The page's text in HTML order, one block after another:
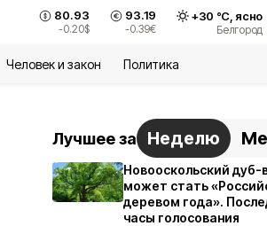
80.93
-0.20$
93.19
-0.39€
+30 °С, ясно
Белгород
Человек и закон Политика
Лучшее за Неделю
Новооскольский дуб-
может стать
деревом года».
часы голосования